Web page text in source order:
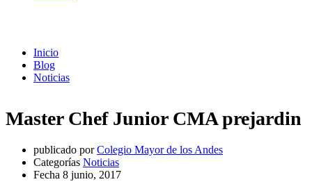
Inicio
Blog
Noticias
Master Chef Junior CMA prejardin
publicado por Colegio Mayor de los Andes
Categorías Noticias
Fecha 8 junio, 2017